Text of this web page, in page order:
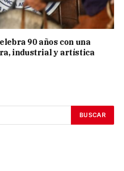
90 años con una
industrial y artística